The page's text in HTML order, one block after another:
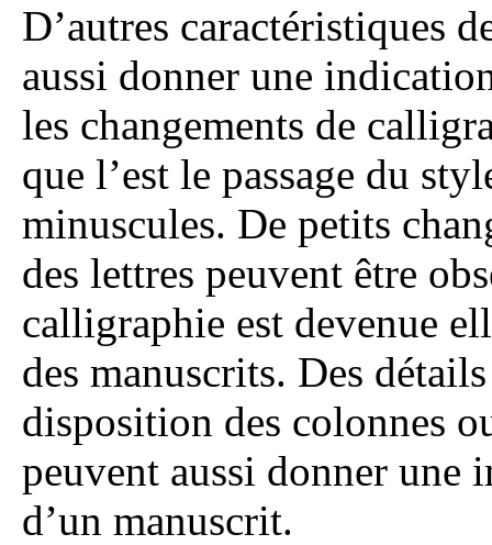
D’autres caractéristiques
aussi donner une
les changements de
que l’est le passage du
minuscules. De petits
des lettres peuvent être
calligraphie est devenue
des manuscrits. Des
disposition des colonnes
peuvent aussi donner une
d’un manuscrit.